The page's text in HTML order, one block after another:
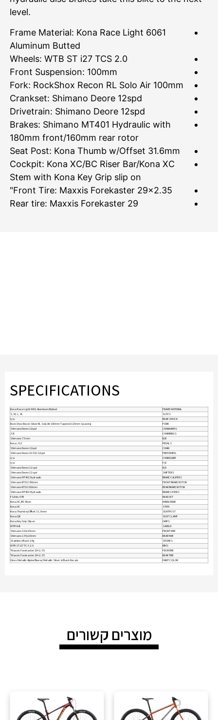
level.
Frame Material: Kona Race Light 6061
Aluminum Butted
Wheels: WTB ST i27 TCS 2.0
Front Suspension: 100mm
Fork: RockShox Recon RL Solo Air 100mm
Crankset: Shimano Deore 12spd
Drivetrain: Shimano Deore 12spd
Brakes: Shimano MT401 Hydraulic with
180mm front/160mm rear rotor
Seat Post: Kona Thumb w/Offset 31.6mm
Cockpit: Kona XC/BC Riser Bar/Kona XC
Stem with Kona Key Grip slip on
Front Tire: Maxxis Forekaster 29×2.35"
Rear tire: Maxxis Forekaster 29
SPECIFICATIONS
FRAME MATERIAL
Kona Race Light 6061 Aluminum Butted
SIZES
S, M, L, XL
REAR SHOCK
n/a
FORK
RockShox Recon Silver RL Solo Air 100mm Tapered 110mm Spacing
CRANKARMS
Shimano Deore 12spd
CHAINRINGS
32t
B/B
Shimano 73mm
PEDALS
Kona JS2
CHAIN
Shimano Deore 12spd
FREEWHEEL
Shimano Deore 10-51t 12spd
CHAINGUIDE
n/a
F/D
n/a
R/D
Shimano Deore 12 spd
SHIFTERS
Shimano Deore 12 spd
BRAKE CALIPERS
Shimano MT401 Hydraulic
FRONT BRAKE ROTOR
Shimano RT10 180mm
REAR BRAKE ROTOR
Shimano RT10 160mm
BRAKE LEVERS
Shimano MT401 Hydraulic
HEADSET
FSA No.57B
HANDLEBAR
Kona XC/BC Riser
STEM
Kona XC
SEATPOST
Kona Thumb w/Offset 31.6mm
SEAT CLAMP
Kona QR
GRIPS
Kona Key Grip Slip on
SADDLE
WTB Volt
FRONT HUB
Shimano 110x15mm
REAR HUB
Shimano 135x10mm
SPOKES
Stainless Black 14g
RIMS
WTB ST i27 TCS 2.0
FRONTIRE
Maxxis Forekaster 29×2.35"
REAR TIRE
Maxxis Forekaster 29×2.35"
PAINT COLOR
Gloss Metallic Alpine Blue w/ Metallic Silver & Black Decals
מוצרים קשורים